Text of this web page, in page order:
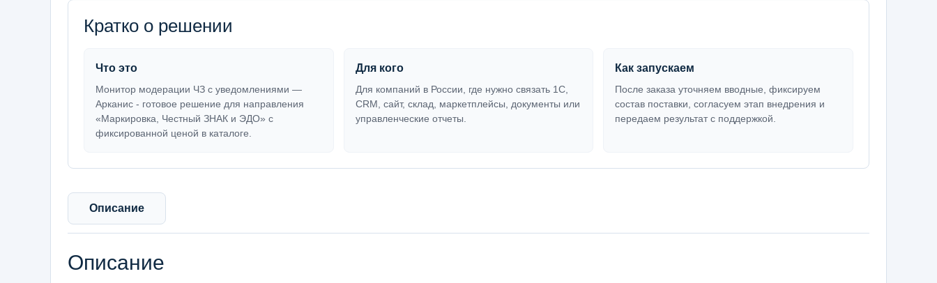
Кратко о решении
Что это
Монитор модерации ЧЗ с уведомлениями —
Арканис - готовое решение для направления
«Маркировка, Честный ЗНАК и ЭДО» с
фиксированной ценой в каталоге.
Для кого
Для компаний в России, где нужно связать 1С,
CRM, сайт, склад, маркетплейсы, документы или
управленческие отчеты.
Как запускаем
После заказа уточняем вводные, фиксируем
состав поставки, согласуем этап внедрения и
передаем результат с поддержкой.
Описание
Описание